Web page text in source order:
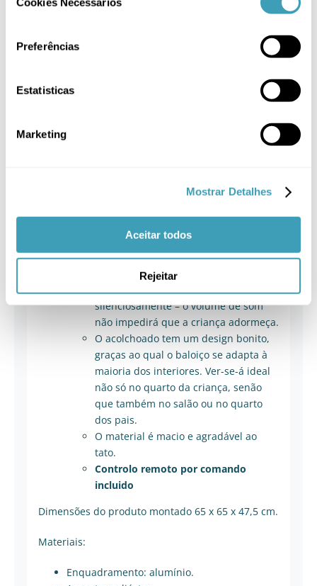
Selection
Preferências
Estatisticas
Marketing
Mostrar Detalhes
Aceitar todos
Rejeitar
facilita o translado de um quarto a um
balanço pode-se dobrar facilmente
ambos os lados, que é fácil de instalar
2 brinquedos de
O arco não está desenhado para
5 velocidades de balanço
permite um ajuste ainda melhor às
necessidades individuais da criança.
O motor funciona muito
silenciosamente – o volume de som
não impedirá que a criança adormeça.
O acolchoado tem um design bonito,
graças ao qual o baloiço se adapta à
maioria dos interiores. Ver-se-á ideal
não só no quarto da criança, senão
que também no salão ou no quarto
dos pais.
O material é macio e agradável ao
tato.
Controlo remoto por comando
incluido
Dimensões do produto montado 65 x 65 x 47,5 cm.
Materiais:
Enquadramento: alumínio.